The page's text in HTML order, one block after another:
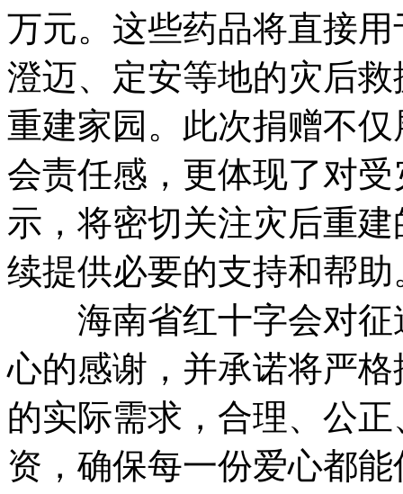
万元。这些药品将直接
澄迈、定安等地的灾后
重建家园。此次捐赠不
会责任感，更体现了对
示，将密切关注灾后重
续提供必要的支持和帮助
海南省红十字会对征
心的感谢，并承诺将严
的实际需求，合理、公
资，确保每一份爱心都